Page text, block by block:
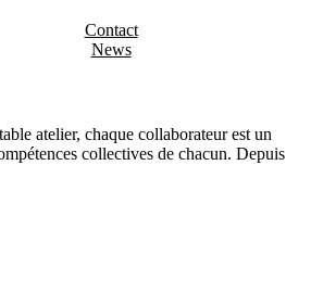
Contact
News
atelier, chaque collaborateur est un
collectives de chacun. Depuis